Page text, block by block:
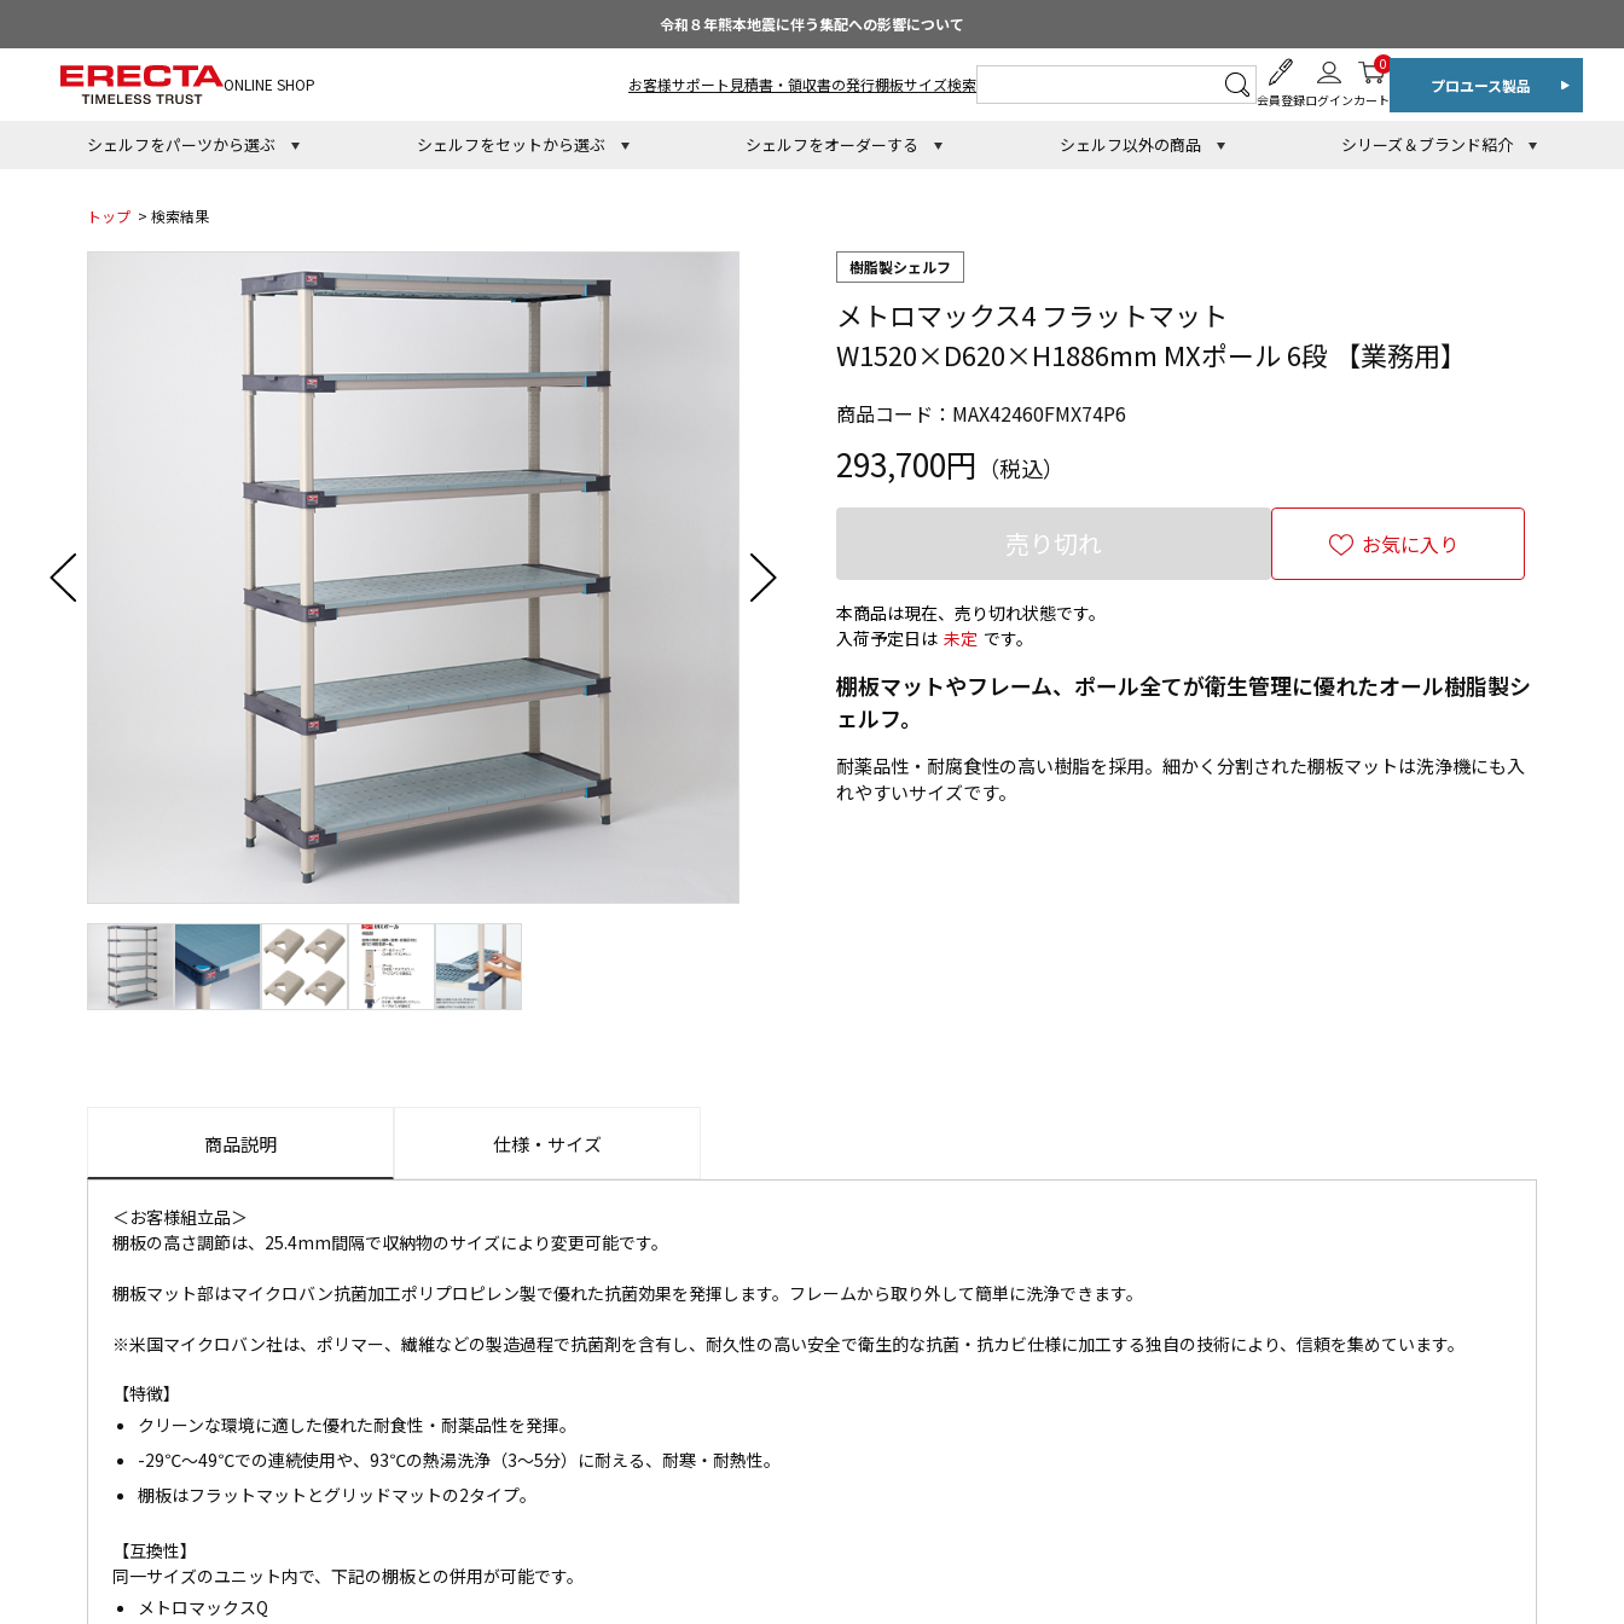
令和８年熊本地震に伴う集配への影響について
ONLINE SHOP お客様サポート 見積書・領収書の発行棚板サイズ検索
会員登録ログインカート
0
プロユース製品
シェルフをパーツから選ぶ シェルフをセットから選ぶ シェルフをオーダーする シェルフ以外の商品 シリーズ＆ブランド紹介
トップ > 検索結果
樹脂製シェルフ
メトロマックス4 フラットマット
W1520×D620×H1886mm MXポール 6段 【業務用】
商品コード：MAX42460FMX74P6
293,700円 （税込）
売り切れ お気に入り
本商品は現在、売り切れ状態です。
入荷予定日は 未定 です。
棚板マットやフレーム、ポール全てが衛生管理に優れたオール樹脂製シ
ェルフ。
耐薬品性・耐腐食性の高い樹脂を採用。細かく分割された棚板マットは洗浄機にも入
れやすいサイズです。
商品説明 仕様・サイズ
＜お客様組立品＞
棚板の高さ調節は、25.4mm間隔で収納物のサイズにより変更可能です。
棚板マット部はマイクロバン抗菌加工ポリプロピレン製で優れた抗菌効果を発揮します。フレームから取り外して簡単に洗浄できます。
※米国マイクロバン社は、ポリマー、繊維などの製造過程で抗菌剤を含有し、耐久性の高い安全で衛生的な抗菌・抗カビ仕様に加工する独自の技術により、信頼を集めています。
【特徴】
クリーンな環境に適した優れた耐食性・耐薬品性を発揮。
-29℃～49℃での連続使用や、93℃の熱湯洗浄（3～5分）に耐える、耐寒・耐熱性。
棚板はフラットマットとグリッドマットの2タイプ。
【互換性】
同一サイズのユニット内で、下記の棚板との併用が可能です。
メトロマックスQ